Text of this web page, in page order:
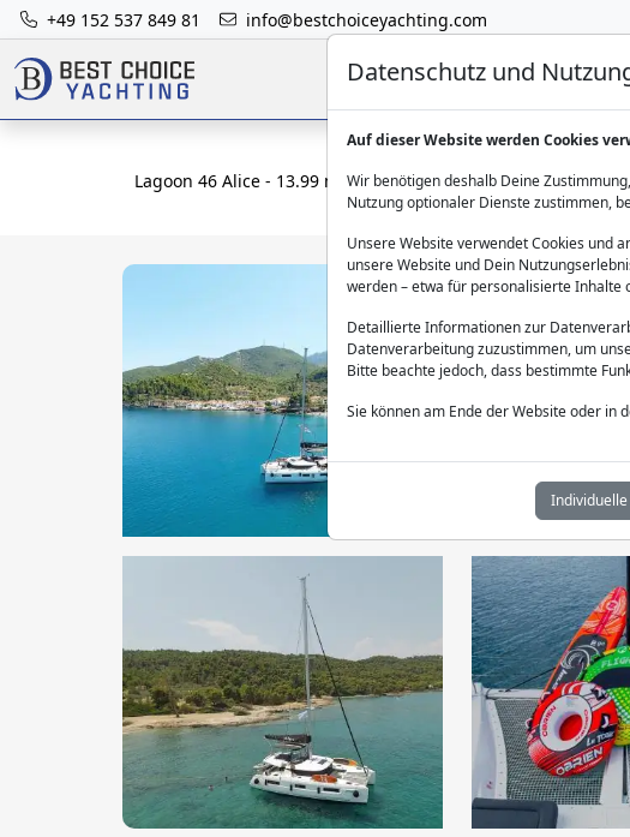
+49 152 537 849 81 info@bestchoiceyachting.com
Luxus
Lagoon 46 Alice - 13.99 m 4 Kabinen Chartern ab Athen
Datenschutz und
Auf dieser Website werden Cookies
Wir benötigen deshalb Deine
Nutzung optionaler Dienste zustimmen,
Unsere Website verwendet Cookies und
unsere Website und Dein
werden – etwa für personalisierte Inhalte
Detaillierte Informationen zur
Datenverarbeitung zuzustimmen, um
Bitte beachte jedoch, dass bestimmte
Sie können am Ende der Website oder in